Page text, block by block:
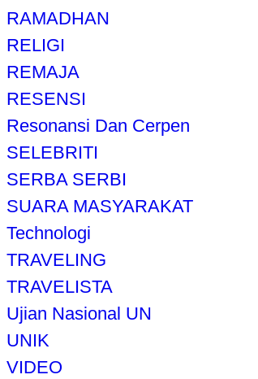
RAMADHAN
RELIGI
REMAJA
RESENSI
Resonansi Dan Cerpen
SELEBRITI
SERBA SERBI
SUARA MASYARAKAT
Technologi
TRAVELING
TRAVELISTA
Ujian Nasional UN
UNIK
VIDEO